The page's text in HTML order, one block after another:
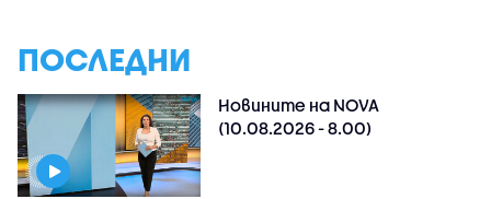
ПОСЛЕДНИ
Новините на NOVA
(10.08.2026 - 8.00)